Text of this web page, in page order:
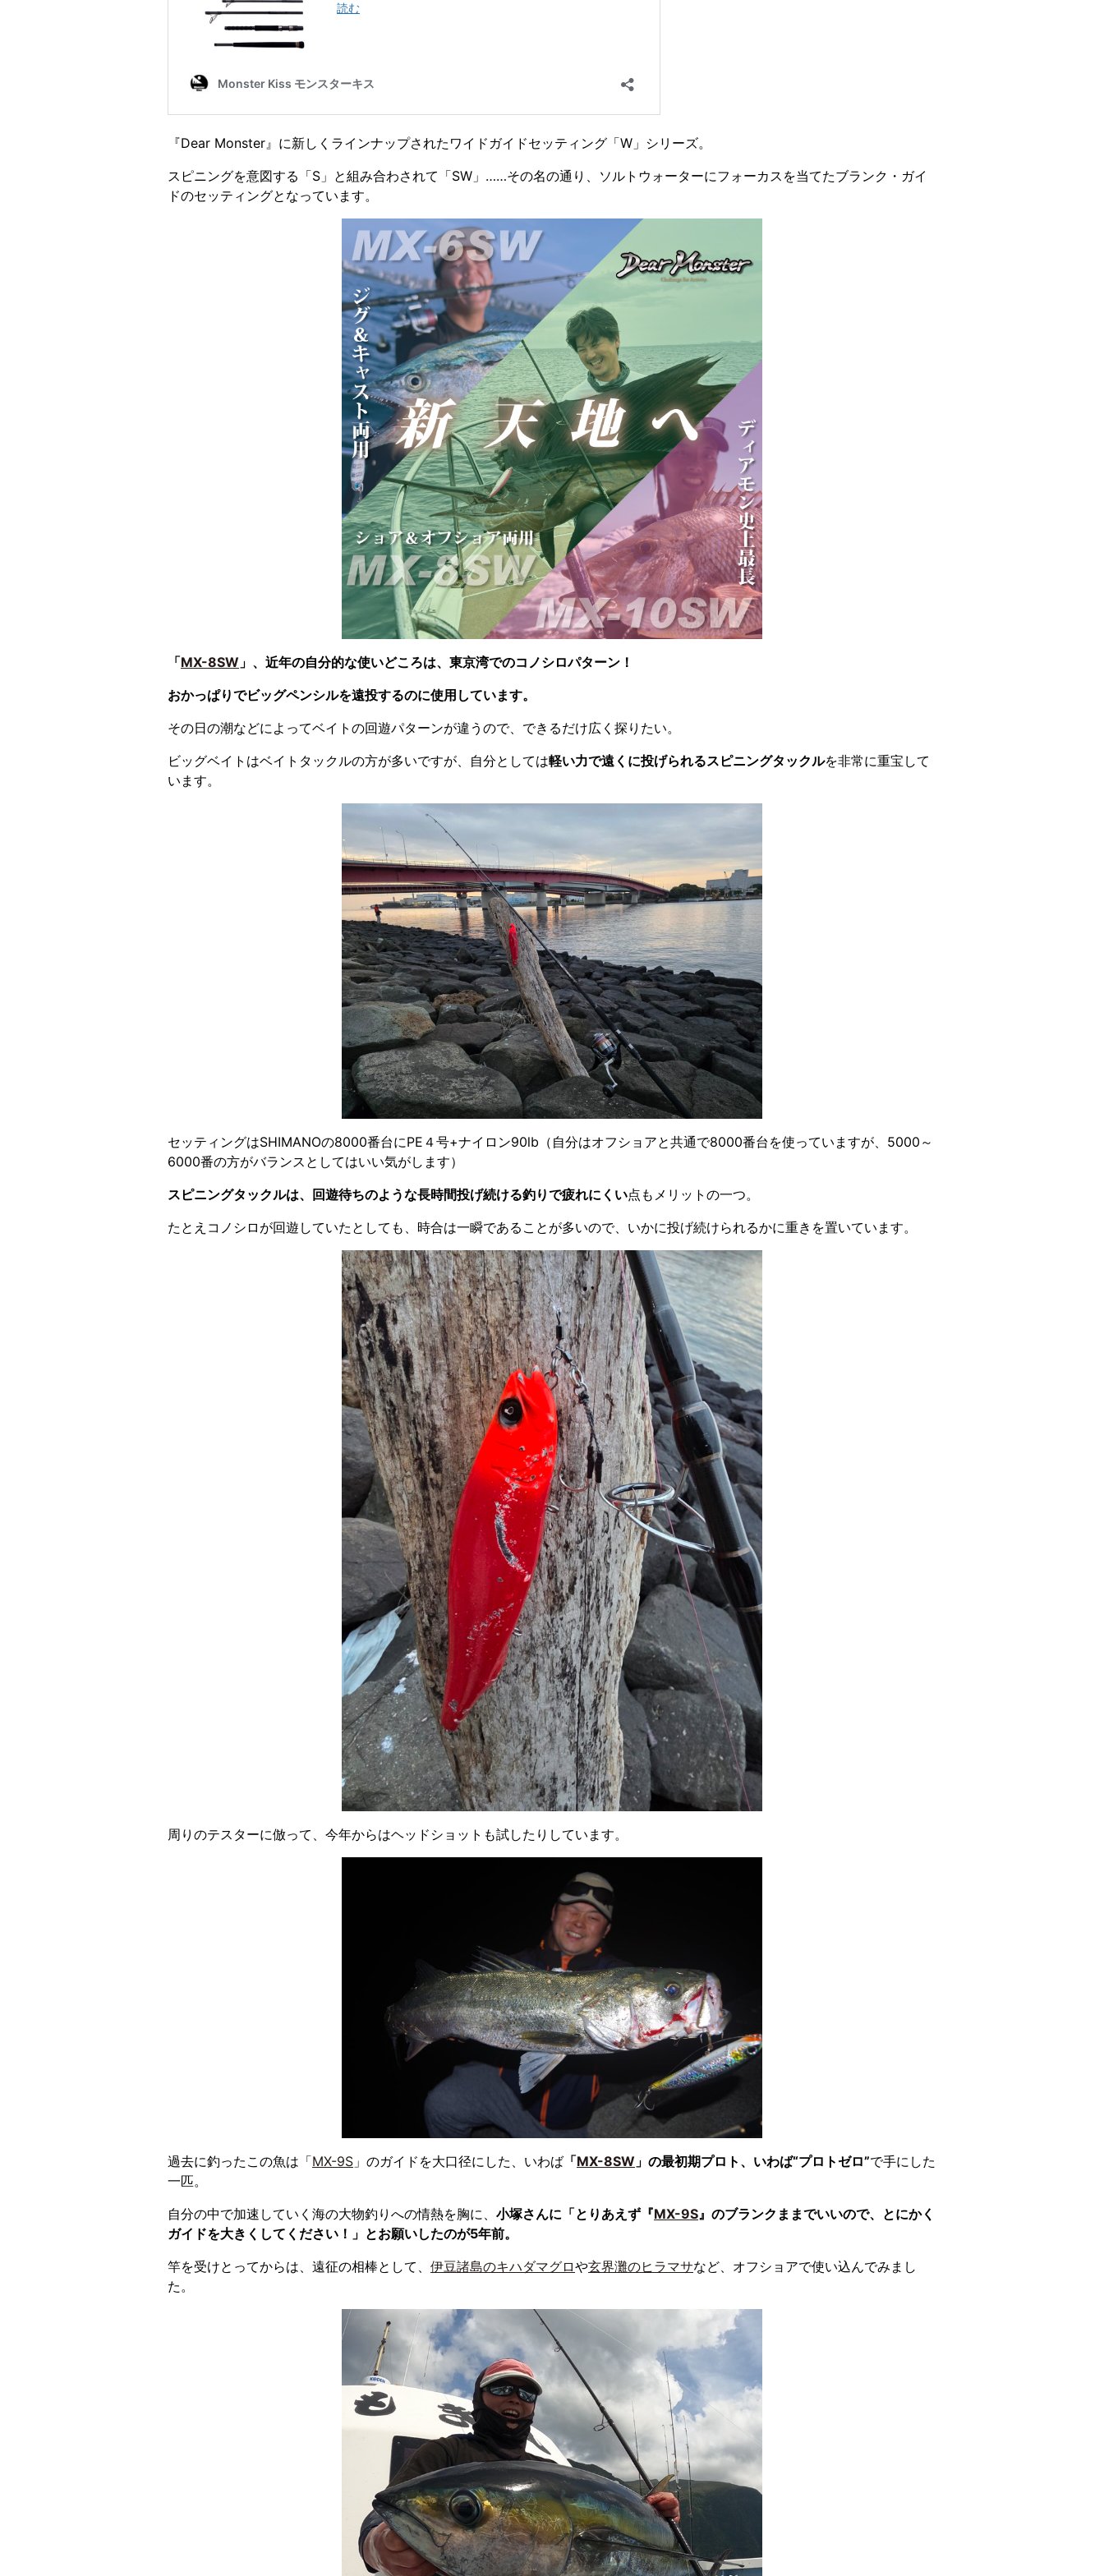
『Dear Monster』に新しくラインナップされたワイドガイドセッティング「W」シリーズ。
スピニングを意図する「S」と組み合わされて「SW」……その名の通り、ソルトウォーターにフォーカスを当てたブランク・ガイ
ドのセッティングとなっています。
「MX-8SW 」、近年の自分的な使いどころは、東京湾でのコノシロパターン！
おかっぱりでビッグペンシルを遠投するのに使用しています。
その日の潮などによってベイトの回遊パターンが違うので、できるだけ広く探りたい。
ビッグベイトはベイトタックルの方が多いですが、自分としては軽い力で遠くに投げられるスピニングタックルを非常に重宝して
います。
セッティングはSHIMANOの8000番台にPE４号+ナイロン90lb（自分はオフショアと共通で8000番台を使っていますが、5000～
6000番の方がバランスとしてはいい気がします）
スピニングタックルは、回遊待ちのような長時間投げ続ける釣りで疲れにくい点もメリットの一つ。
たとえコノシロが回遊していたとしても、時合は一瞬であることが多いので、いかに投げ続けられるかに重きを置いています。
周りのテスターに倣って、今年からはヘッドショットも試したりしています。
過去に釣ったこの魚は「MX-9S 」のガイドを大口径にした、いわば 「MX-8SW 」の最初期プロト、いわば“プロトゼロ”で手にした
一匹。
自分の中で加速していく海の大物釣りへの情熱を胸に、 小塚さんに「とりあえず『MX-9S』のブランクままでいいので、とにかく
ガイドを大きくしてください！」とお願いしたのが5年前。
竿を受けとってからは、遠征の相棒として、 伊豆諸島のキハダマグロや玄界灘のヒラマサなど、オフショアで使い込んでみまし
た。